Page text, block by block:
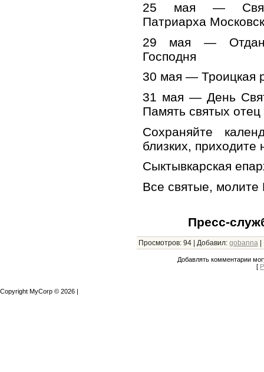
25 мая —
Патриарха
29 мая —
Господня
30 мая — Троицкая
31 мая — День
Память святых
Сохраняйте
близких, приходите
Сыктывкарская
Все святые, молите
Пресс-
Просмотров: 94| Добавил: gobanna |
Добавлять комментарии
[
Copyright MyCorp © 2026 |